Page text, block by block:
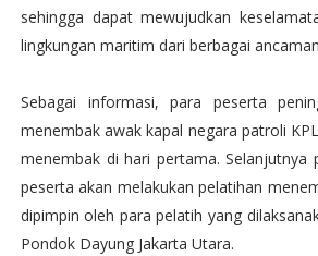
sehingga dapat mewujudkan
lingkungan maritim dari berbagai
Sebagai informasi, para peserta
menembak awak kapal negara patroli
menembak di hari pertama. Selanjutnya
peserta akan melakukan pelatihan
dipimpin oleh para pelatih yang
Pondok Dayung Jakarta Utara.